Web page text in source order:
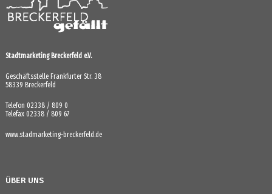
Stadtmarketing Breckerfeld e.V.
Geschäftsstelle Frankfurter Str. 38
58339 Breckerfeld
Telefon 02338 / 809 0
Telefax 02338 / 809 67
www.stadmarketing-breckerfeld.de
ÜBER UNS